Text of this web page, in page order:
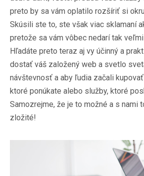
preto by sa vám oplatilo rozšíriť si
Skúsili ste to, ste však viac sklamaní
pretože sa vám vôbec nedarí tak
Hľadáte preto teraz aj vy účinný a
dostať váš založený web a svetlo
návštevnosť a aby ľudia začali
ktoré ponúkate alebo služby, ktoré
Samozrejme, že je to možné a s nami
zložité!